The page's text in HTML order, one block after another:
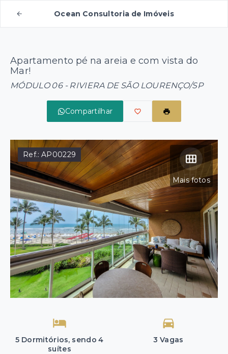
Ocean Consultoria de Imóveis
Apartamento pé na areia e com vista do
Mar!
MÓDULO 06 - RIVIERA DE SÃO LOURENÇO/SP
Compartilhar
Mais fotos
Ref.:AP00229
5 Dormitórios, sendo 4
suítes
3 Vagas